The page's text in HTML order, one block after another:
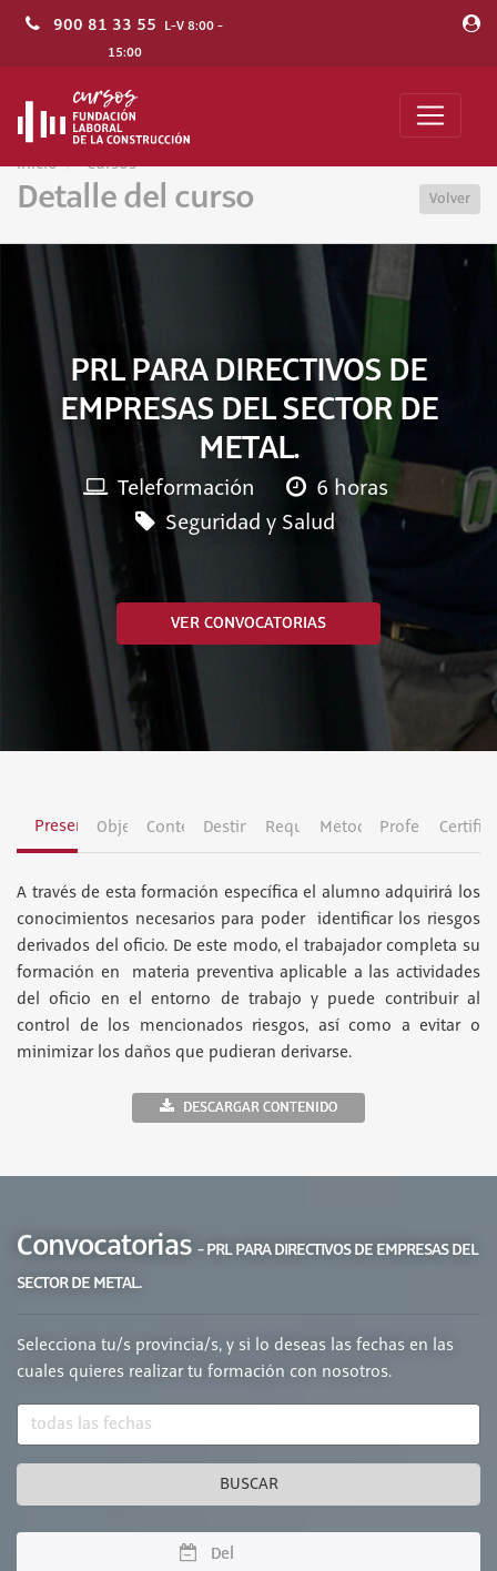
900 81 33 55 L-V 8:00 -
15:00
Inicio Cursos
Detalle del curso Volver
PRL PARA DIRECTIVOS DE
EMPRESAS DEL SECTOR DE
METAL.
Teleformación
6 horas
Seguridad y Salud
VER CONVOCATORIAS
PresentaciónObjetivosContenidosDestinatariosRequisitosMetodologíaProfesorado
A través de esta formación específica el alumno adquirirá los
conocimientos necesarios para poder identificar los riesgos
derivados del oficio. De este modo, el trabajador completa su
formación en materia preventiva aplicable a las actividades
del oficio en el entorno de trabajo y puede contribuir al
control de los mencionados riesgos, así como a evitar o
minimizar los daños que pudieran derivarse.
DESCARGAR CONTENIDO
Convocatorias - PRL PARA DIRECTIVOS DE EMPRESAS DEL
SECTOR DE METAL.
Selecciona tu/s provincia/s, y si lo deseas las fechas en las
cuales quieres realizar tu formación con nosotros.
BUSCAR
Del